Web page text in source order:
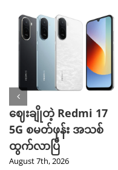
ဈေးချိုတဲ့ Redmi 17
5G စမတ်ဖုန်း အသစ်
ထွက်လာပြီ
August 7th, 2026